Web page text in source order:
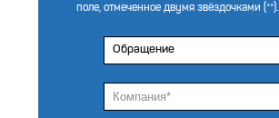
поле, отмеченное двумя звёздочками (**).